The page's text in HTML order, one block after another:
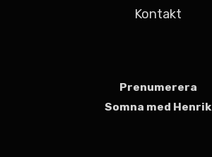
Kontakt
Prenumerera
Somna med Henrik